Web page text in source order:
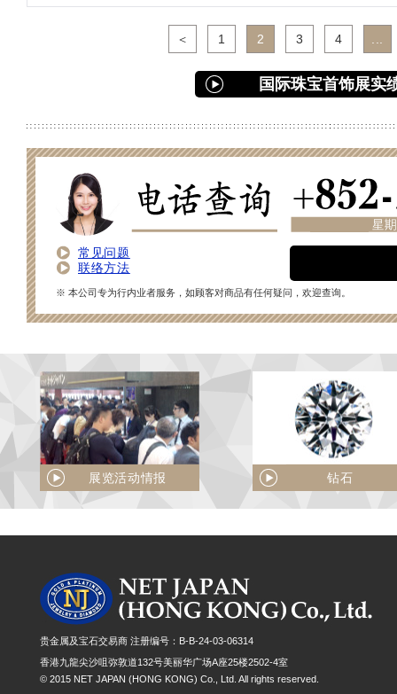
＜ 1 2 3 4
国际珠宝首饰展实
常见问题
联络方法
※ 本公司专为行内业者服务，如顾客对商品有任何疑问，欢迎查询。
展览活动情报 钻石
贵金属及宝石交易商 注册编号：B-B-24-03-06314
香港九龍尖沙咀弥敦道132号美丽华广场A座25楼2502-4室
© 2015 NET JAPAN (HONG KONG) Co., Ltd. All rights reserved.